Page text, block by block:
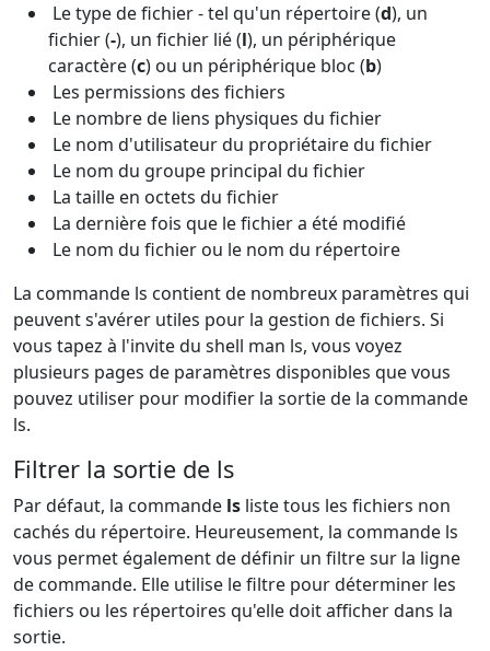
Le type de fichier - tel qu'un répertoire (d), un
fichier (-), un fichier lié (l), un périphérique
caractère (c) ou un périphérique bloc (b)
Les permissions des fichiers
Le nombre de liens physiques du fichier
Le nom d'utilisateur du propriétaire du fichier
Le nom du groupe principal du fichier
La taille en octets du fichier
La dernière fois que le fichier a été modifié
Le nom du fichier ou le nom du répertoire
La commande ls contient de nombreux paramètres qui
peuvent s'avérer utiles pour la gestion de fichiers. Si
vous tapez à l'invite du shell man ls, vous voyez
plusieurs pages de paramètres disponibles que vous
pouvez utiliser pour modifier la sortie de la commande
ls.
Filtrer la sortie de ls
Par défaut, la commande ls liste tous les fichiers non
cachés du répertoire. Heureusement, la commande ls
vous permet également de définir un filtre sur la ligne
de commande. Elle utilise le filtre pour déterminer les
fichiers ou les répertoires qu'elle doit afficher dans la
sortie.